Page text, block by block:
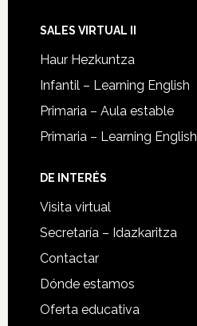
SALES VIRTUAL II
Haur Hezkuntza
Infantil – Learning English
Primaria – Aula estable
Primaria – Learning English
DE INTERÉS
Visita virtual
Secretaría – Idazkaritza
Contactar
Dónde estamos
Oferta educativa